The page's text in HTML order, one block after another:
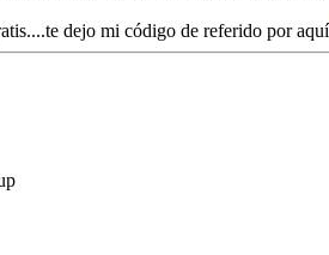
dejo mi código de referido por